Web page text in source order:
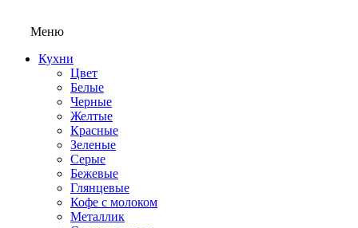
Меню
Кухни
Цвет
Белые
Черные
Желтые
Красные
Зеленые
Серые
Бежевые
Глянцевые
Кофе с молоком
Металлик